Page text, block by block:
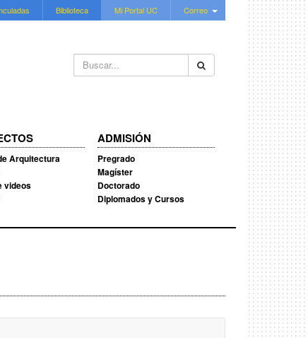
Biblioteca Mi Portal UC Correo
Buscar...
Arquitectura
videos
ADMISIÓN
Pregrado
Magíster
Doctorado
Diplomados y Cursos